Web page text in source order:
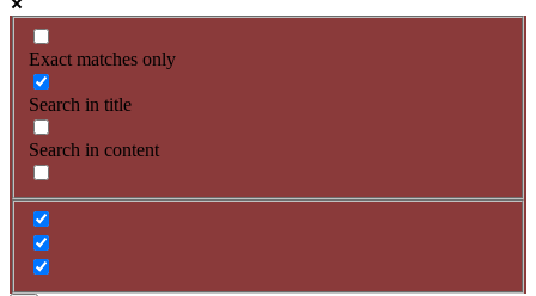
Exact matches only
Search in title
Search in content